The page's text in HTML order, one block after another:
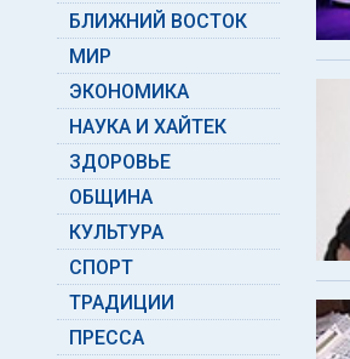
БЛИЖНИЙ ВОСТОК
МИР
ЭКОНОМИКА
НАУКА И ХАЙТЕК
ЗДОРОВЬЕ
ОБЩИНА
КУЛЬТУРА
СПОРТ
ТРАДИЦИИ
ПРЕССА